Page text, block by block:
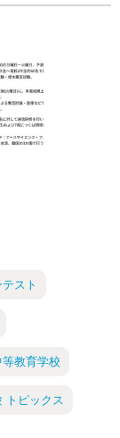
スト
教育学校
トピックス